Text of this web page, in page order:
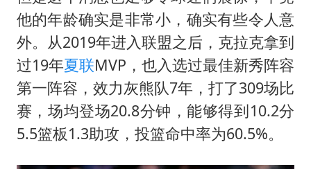
他的年龄确实是非常小，确实有些令人意
外。从2019年进入联盟之后，克拉克拿到
过19年夏联MVP，也入选过最佳新秀阵容
第一阵容，效力灰熊队7年，打了309场比
赛，场均登场20.8分钟，能够得到10.2分
5.5篮板1.3助攻，投篮命中率为60.5%。